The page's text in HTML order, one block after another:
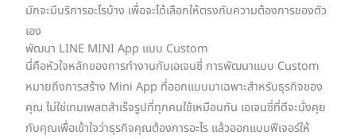
มักจะมีบริการอะไรบ้าง เพื่อจะได้เลือกให้ตรงกับความต้องการของตัว
เอง
พัฒนา LINE MINI App แบบ Custom
นี่คือหัวใจหลักของการทำงานกับเอเจนซี่ การพัฒนาแบบ Custom
หมายถึงการสร้าง Mini App ที่ออกแบบมาเฉพาะสำหรับธุรกิจของ
คุณ ไม่ใช่เทมเพลตสำเร็จรูปที่ทุกคนใช้เหมือนกัน เอเจนซี่ที่ดีจะนั่งคุย
กับคุณเพื่อเข้าใจว่าธุรกิจคุณต้องการอะไร แล้วออกแบบฟีเจอร์ให้